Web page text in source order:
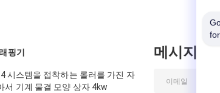
핑기
시스템을 접착하는 롤러를 가진 자
서 기계 물결 모양 상자 4kw
메시지를